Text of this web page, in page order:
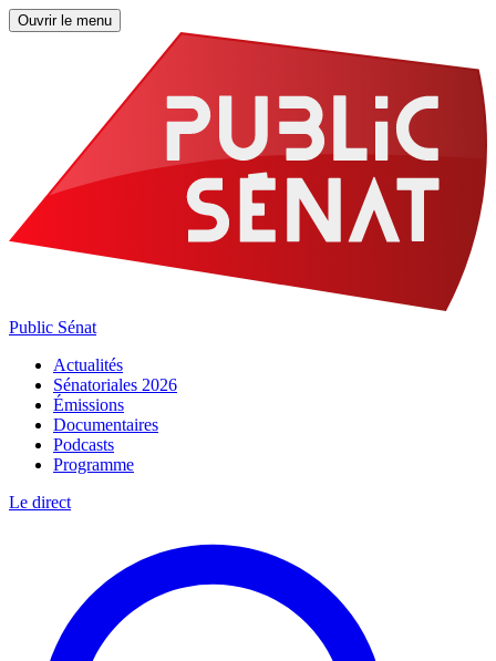
Ouvrir le menu
Public Sénat
Actualités
Sénatoriales 2026
Émissions
Documentaires
Podcasts
Programme
Le direct